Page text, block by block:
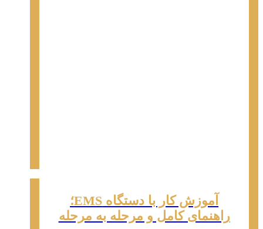
آموزش کار با دستگاه EMS؛
راهنمای کامل و مرحله به مرحله